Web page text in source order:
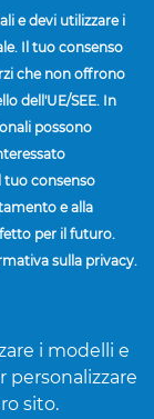
wiel
in te boeten
wiel zijn
van
Scott
Wheels
aan
en
e devi utilizzare i
Il tuo consenso
che non offrono
dell'UE/SEE. In
possono
tuo consenso
e alla
per il futuro.
sulla privacy.
i modelli e
personalizzare
sito.